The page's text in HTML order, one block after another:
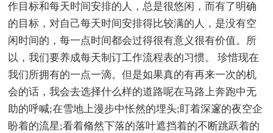
作目标和每天时间安排的人，总是很悠闲，而有了明确
的目标，对自己每天时间安排得比较满的人，是没有空
闲时间的，每一点时间都会过得很有意义很有价值。所
以，我们要养成每天制订工作流程表的习惯。 珍惜现在
我们所拥有的一点一滴。但是如果真的有再来一次的机
会的话，我会去选择什么样的道路呢在马路上奔跑中无
助的呼喊;在雪地上漫步中怅然的埋头;盯着深邃的夜空企
盼着的流星;看着翛然下落的落叶遮挡着的不断跳跃着的